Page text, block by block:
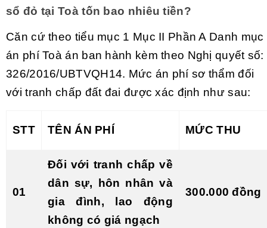
sổ đỏ tại Toà tốn bao nhiêu tiền?
Căn cứ theo tiểu mục 1 Mục II Phần A Danh mục
án phí Toà án ban hành kèm theo Nghị quyết số:
326/2016/UBTVQH14. Mức án phí sơ thẩm đối
với tranh chấp đất đai được xác định như sau:
STT TÊN ÁN PHÍ MỨC THU
01
Đối với tranh chấp về
dân sự, hôn nhân và
gia đình, lao động
không có giá ngạch
300.000 đồng